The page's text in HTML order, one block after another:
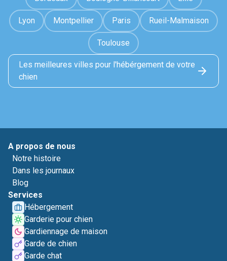
Lyon Montpellier Paris Rueil-Malmaison
Toulouse
Les meilleures villes pour l'hébérgement de votre
chien
A propos de nous
Notre histoire
Dans les journaux
Blog
Services
Hébergement
Garderie pour chien
Gardiennage de maison
Garde de chien
Garde chat